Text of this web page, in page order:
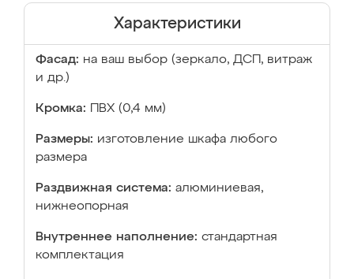
Характеристики
Фасад: на ваш выбор (зеркало, ДСП, витраж
и др.)
Кромка: ПВХ (0,4 мм)
Размеры: изготовление шкафа любого
размера
Раздвижная система: алюминиевая,
нижнеопорная
Внутреннее наполнение: стандартная
комплектация